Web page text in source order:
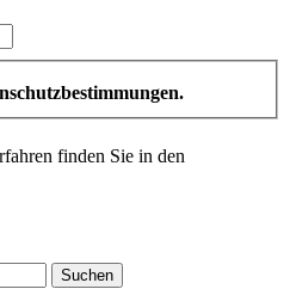
finden Sie in den